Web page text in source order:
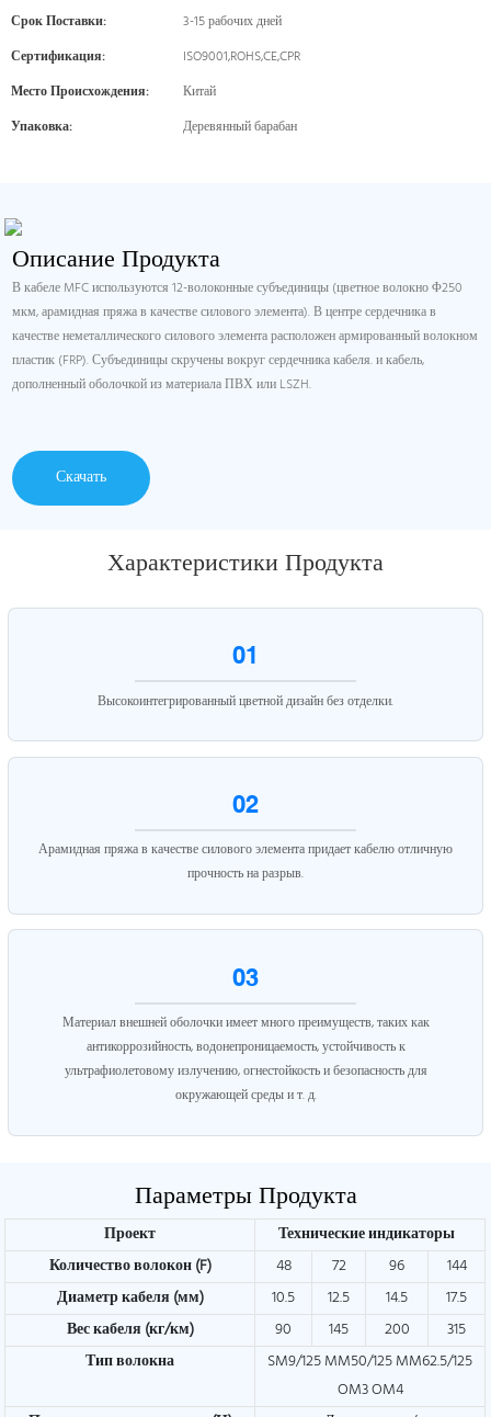
Срок Поставки:
3-15 рабочих дней
Сертификация:
ISO9001,ROHS,CE,CPR
Место Происхождения:
Китай
Упаковка:
Деревянный барабан
Описание Продукта
В кабеле MFC используются 12-волоконные субъединицы (цветное волокно Φ250
мкм, арамидная пряжа в качестве силового элемента). В центре сердечника в
качестве неметаллического силового элемента расположен армированный волокном
пластик (FRP). Субъединицы скручены вокруг сердечника кабеля. и кабель,
дополненный оболочкой из материала ПВХ или LSZH.
Скачать
Характеристики Продукта
01
Высокоинтегрированный цветной дизайн без отделки.
02
Арамидная пряжа в качестве силового элемента придает кабелю отличную
прочность на разрыв.
03
Материал внешней оболочки имеет много преимуществ, таких как
антикоррозийность, водонепроницаемость, устойчивость к
ультрафиолетовому излучению, огнестойкость и безопасность для
окружающей среды и т. д.
Параметры Продукта
Проект
Технические индикаторы
Количество волокон (F)
48 72 96
144
Диаметр кабеля (мм)
10.5 12.5 14.5
17.5
Вес кабеля (кг/км)
90 145 200
315
Тип волокна
SM9/125 MM50/125 MM62.5/125
OM3 OM4